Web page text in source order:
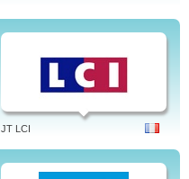
JT LCI